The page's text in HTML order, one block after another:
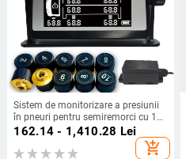
Sistem de monitorizare a presiunii
în pneuri pentru semiremorci cu 10
roți, senzor extern solar, afișaj
digital, interval 0-15 bar, model
HB14Q-1510Z
162.14 - 1,410.28 Lei
add_shopping_cart